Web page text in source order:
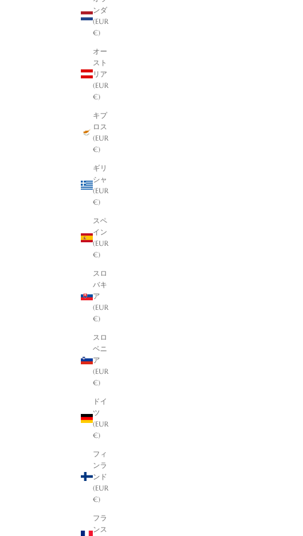
ンダ
(EUR
€)
オー
スト
リア
(EUR
€)
キプ
ロス
(EUR
€)
ギリ
シャ
(EUR
€)
スペ
イン
(EUR
€)
スロ
バキ
ア
(EUR
€)
スロ
ベニ
ア
(EUR
€)
ドイ
ツ
(EUR
€)
フィ
ンラ
ンド
(EUR
€)
フラ
ンス